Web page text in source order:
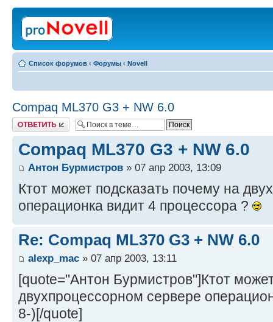
Список форумов ‹ Форумы ‹ Novell
Compaq ML370 G3 + NW 6.0
Ответить
Compaq ML370 G3 + NW 6.0
Антон Бурмистров » 07 апр 2003, 13:09
Ктот может подсказать почему на
операционка видит 4 процессора ?
Re: Compaq ML370 G3 + NW 6.0
alexp_mac » 07 апр 2003, 13:11
[quote="Антон Бурмистров"]Ктот
двухпроцессорном сервере
8-)[/quote]